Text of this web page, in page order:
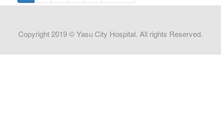
Copyright 2019 © Yasu City Hospital. All rights Reserved.